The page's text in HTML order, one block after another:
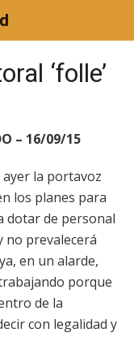
‘folle’
– 16/09/15
ayer la portavoz
los planes para
dotar de personal
no prevalecerá
en un alarde,
porque
de la
con legalidad y